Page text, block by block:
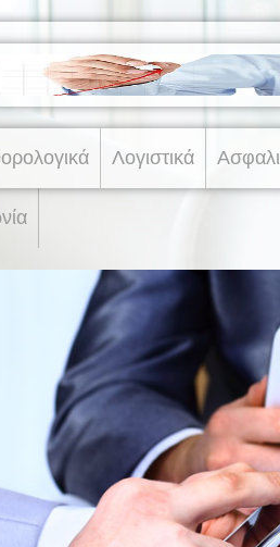
Λογιστικά